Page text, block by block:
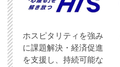
ホスピタリティを強み
に課題解決・経済促進
を支援し、持続可能な